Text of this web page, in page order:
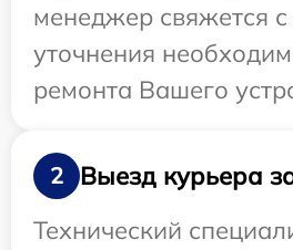
менеджер свяжется
уточнения
ремонта Вашего
2
Выезд курьера
Технический